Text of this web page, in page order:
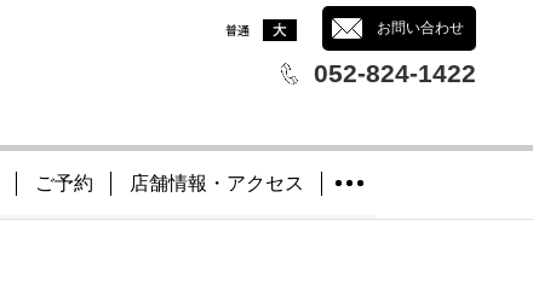
お問い合わせ
052-824-1422
ご予約 店舗情報・アクセス